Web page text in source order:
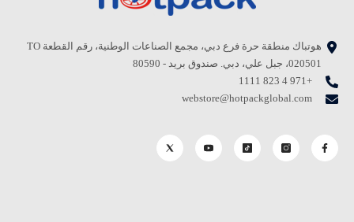
هوتباك منطقة حرة فرع دبي، مجمع الصناعات الوطنية، رقم القطعة TO
020501، جبل علي، دبي. صندوق بريد - 80590
+971 4 823 1111
webstore@hotpackglobal.com